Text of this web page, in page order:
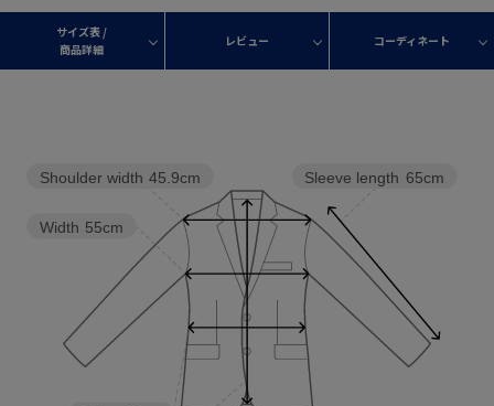
サイズ表 /
商品詳細
レビュー コーディネート
Sleeve length 65cm
Width 55cm
Shoulder width 45.9cm